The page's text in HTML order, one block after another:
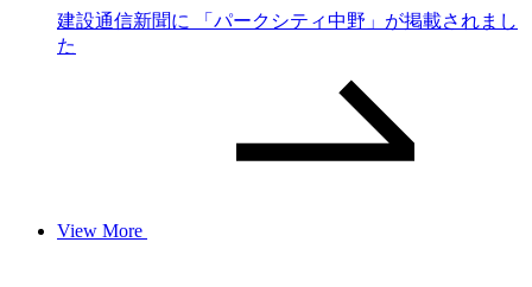
建設通信新聞に 「パークシティ中野」が掲載されまし
た
View More